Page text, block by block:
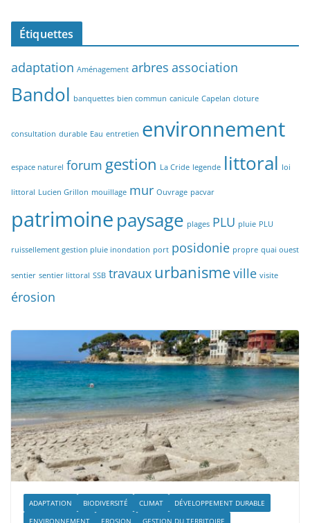
Étiquettes
adaptation Aménagement arbres association
Bandol banquettes bien commun canicule Capelan cloture
consultation durable Eau entretien environnement
espace naturel forum gestion La Cride legende littoral loi
littoral Lucien Grillon mouillage mur Ouvrage pacvar
patrimoinepaysage plages PLU pluie PLU
ruissellement gestion pluie inondation port posidonie propre quai ouest
sentier sentier littoral SSB travaux urbanismeville visite
érosion
ADAPTATION BIODIVERSITÉ CLIMAT
DÉVELOPPEMENT DURABLE